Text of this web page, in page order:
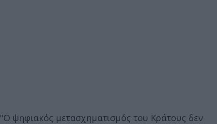
"Ο ψηφιακός μετασχηματισμός του Κράτους δεν